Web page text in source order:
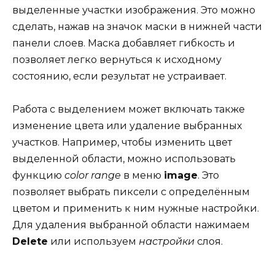
выделенные участки изображения. Это можно
сделать, нажав на значок маски в нижней части
панели слоев. Маска добавляет гибкость и
позволяет легко вернуться к исходному
состоянию, если результат не устраивает.
Работа с выделением может включать также
изменение цвета или удаление выбранных
участков. Например, чтобы изменить цвет
выделенной области, можно использовать
функцию color range в меню image. Это
позволяет выбрать пиксели с определённым
цветом и применить к ним нужные настройки.
Для удаления выбранной области нажимаем
Delete или используем настройки слоя.